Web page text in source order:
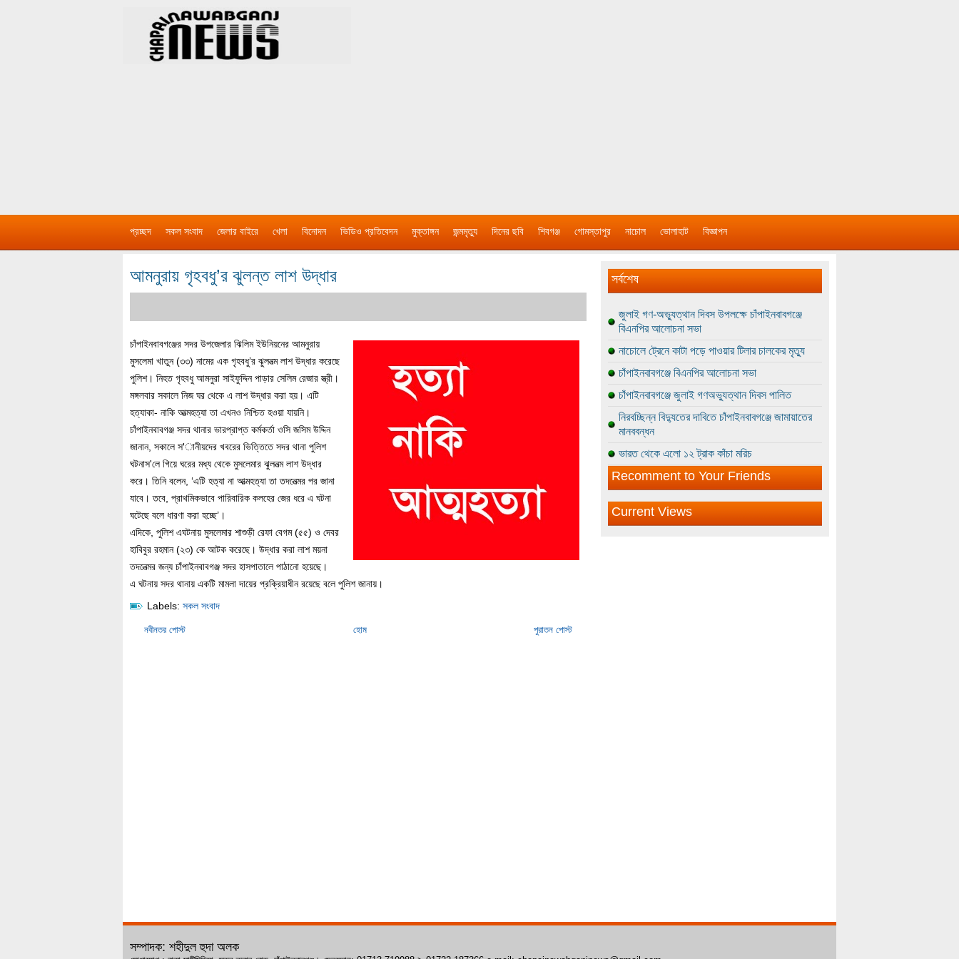
প্রচ্ছদ সকল সংবাদ জেলার বাইরে খেলা বিনোদন ভিডিও প্রতিবেদন মুক্তাঙ্গন জন্মমৃত্যু দিনের ছবি শিবগঞ্জ গোমস্তাপুর নাচোল ভোলাহাট বিজ্ঞাপন
আমনুরায় গৃহবধু’র ঝুলন্ত লাশ উদ্ধার
চাঁপাইনবাবগঞ্জের সদর উপজেলার ঝিলিম ইউনিয়নের আমনুরায়
মুসলেমা খাতুন (৩৩) নামের এক গৃহবধু’র ঝুলনত্ম লাশ উদ্ধার করেছে
পুলিশ। নিহত গৃহবধু আমনুরা সাইফুদ্দিন পাড়ার সেলিম রেজার স্ত্রী।
মঙ্গলবার সকালে নিজ ঘর থেকে এ লাশ উদ্ধার করা হয়। এটি
হত্যাকা- নাকি আত্মহত্যা তা এখনও নিশ্চিত হওয়া যায়নি।
চাঁপাইনবাবগঞ্জ সদর থানার ভারপ্রাপ্ত কর্মকর্তা ওসি জসিম উদ্দিন
জানান, সকালে স'ানীয়দের খবরের ভিত্তিতে সদর থানা পুলিশ
ঘটনাস'লে গিয়ে ঘরের মধ্য থেকে মুসলেমার ঝুলনত্ম লাশ উদ্ধার
করে। তিনি বলেন, ‘এটি হত্যা না আত্মহত্যা তা তদনেত্মর পর জানা
যাবে। তবে, প্রাথমিকভাবে পারিবারিক কলহের জের ধরে এ ঘটনা
ঘটেছে বলে ধারণা করা হচ্ছে’।
এদিকে, পুলিশ এঘটনায় মুসলেমার শাশুড়ী রেফা বেগম (৫৫) ও দেবর
হাবিবুর রহমান (২৩) কে আটক করেছে। উদ্ধার করা লাশ ময়না
তদনেত্মর জন্য চাঁপাইনবাবগঞ্জ সদর হাসপাতালে পাঠানো হয়েছে।
এ ঘটনায় সদর থানায় একটি মামলা দায়ের প্রক্রিয়াধীন রয়েছে বলে পুলিশ জানায়।
Labels: সকল সংবাদ
নবীনতর পোস্ট পুরাতন পোস্ট
হোম
সর্বশেষ
জুলাই গণ-অভ্যুত্থান দিবস উপলক্ষে চাঁপাইনবাবগঞ্জে
বিএনপির আলোচনা সভা
নাচোলে ট্রেনে কাটা পড়ে পাওয়ার টিলার চালকের মৃত্যু
চাঁপাইনবাবগঞ্জে বিএনপির আলোচনা সভা
চাঁপাইনবাবগঞ্জে জুলাই গণঅভ্যুত্থান দিবস পালিত
নিরবচ্ছিন্ন বিদ্যুতের দাবিতে চাঁপাইনবাবগঞ্জে জামায়াতের
মানববন্ধন
ভারত থেকে এলো ১২ ট্রাক কাঁচা মরিচ
Recomment to Your Friends
Current Views
সম্পাদক: শহীদুল হুদা অলক